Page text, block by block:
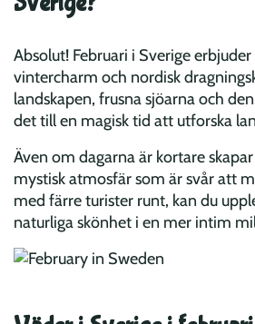
Absolut! Februari i Sverige
vintercharm och nordisk
landskapen, frusna sjöarna och
det till en magisk tid att utforska
Även om dagarna är kortare
mystisk atmosfär som är svår att
med färre turister runt, kan du
naturliga skönhet i en mer intim